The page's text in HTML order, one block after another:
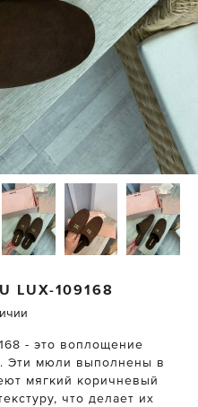
LUX-109168
- это воплощение
Эти мюли выполнены в
мягкий коричневый
что делает их